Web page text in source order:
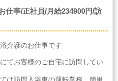
仕事/正社員/月給234900円/訪
介護のお仕事です
てお客様のご自宅に訪問してい